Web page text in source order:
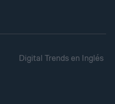
Digital Trends en Inglés